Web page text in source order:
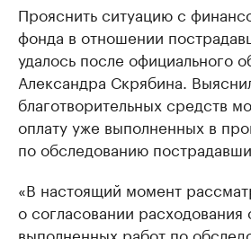
Прояснить ситуацию с
фонда в отношении
удалось после официального
Александра Скрябина.
благотворительных средств
оплату уже выполненных в
по обследованию
«В настоящий момент
о согласовании расходования
выполненных работ по